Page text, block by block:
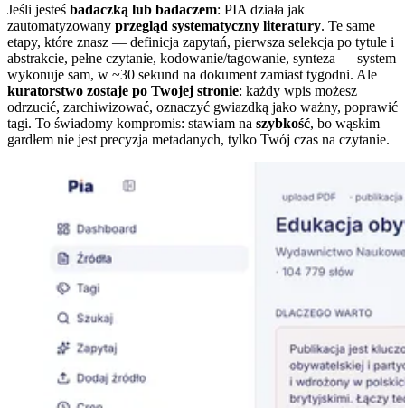
Jeśli jesteś badaczką lub badaczem: PIA działa jak
zautomatyzowany przegląd systematyczny literatury. Te same
etapy, które znasz — definicja zapytań, pierwsza selekcja po tytule i
abstrakcie, pełne czytanie, kodowanie/tagowanie, synteza — system
wykonuje sam, w ~30 sekund na dokument zamiast tygodni. Ale
kuratorstwo zostaje po Twojej stronie: każdy wpis możesz
odrzucić, zarchiwizować, oznaczyć gwiazdką jako ważny, poprawić
tagi. To świadomy kompromis: stawiam na szybkość, bo wąskim
gardłem nie jest precyzja metadanych, tylko Twój czas na czytanie.